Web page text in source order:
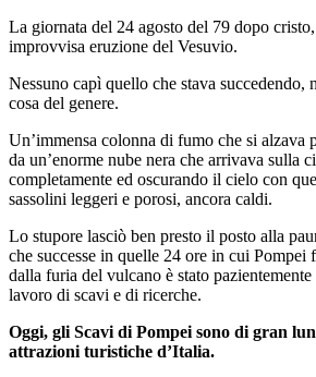
La giornata del 24 agosto del 79 dopo
improvvisa eruzione del Vesuvio.
Nessuno capì quello che stava succedendo,
cosa del genere.
Un’immensa colonna di fumo che si alzava
da un’enorme nube nera che arrivava sulla
completamente ed oscurando il cielo con
sassolini leggeri e porosi, ancora caldi.
Lo stupore lasciò ben presto il posto alla
che successe in quelle 24 ore in cui Pompei
dalla furia del vulcano è stato
lavoro di scavi e di ricerche.
Oggi, gli Scavi di Pompei sono di gran
attrazioni turistiche d’Italia.